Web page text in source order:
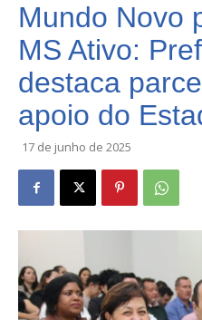
Mundo Novo
MS Ativo:
destaca
apoio do
17 de junho de 2025